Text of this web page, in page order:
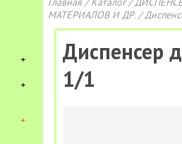
МАТЕРИАЛОВ И ДР./
Диспенсер
1/1